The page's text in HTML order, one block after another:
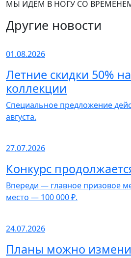
МЫ ИДЁМ В НОГУ СО
Другие новости
01.08.2026
Летние скидки 50%
коллекции
Специальное предложение
августа.
27.07.2026
Конкурс
Впереди — главное призовое
место — 100 000 ₽.
24.07.2026
Планы можно